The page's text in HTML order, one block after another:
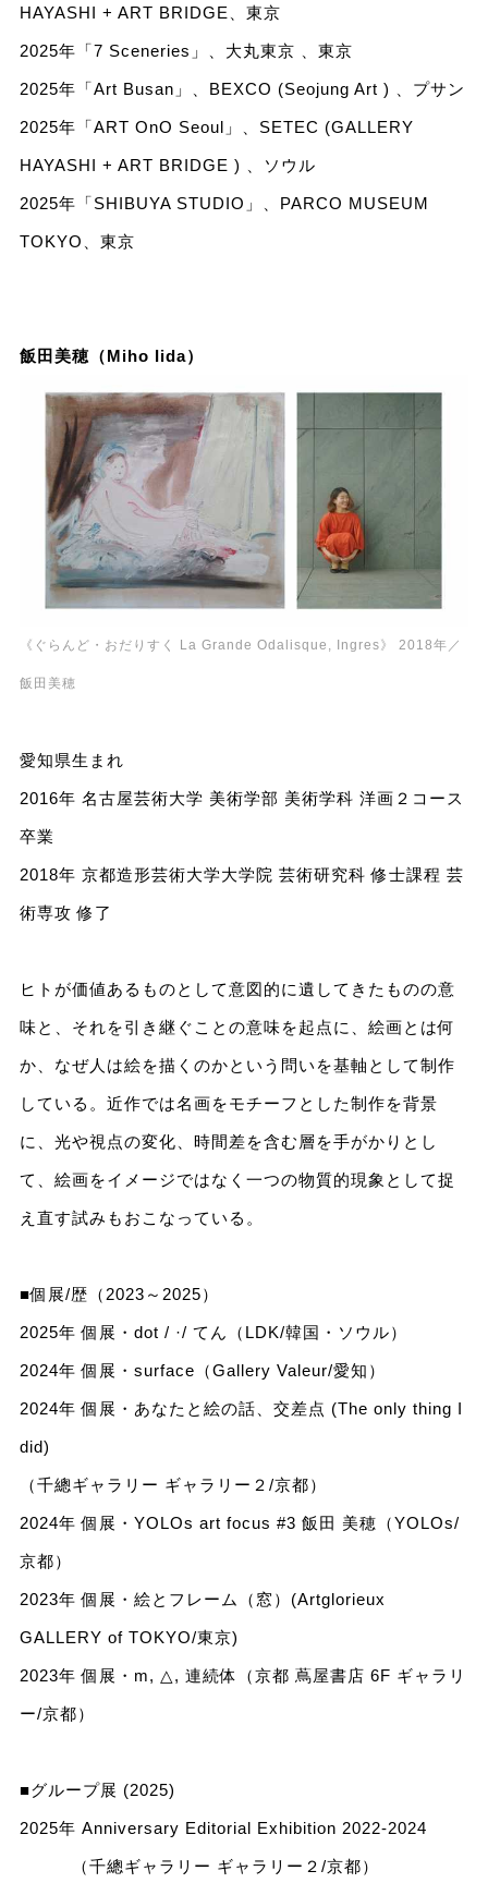
HAYASHI + ART BRIDGE、東京
2025年「7 Sceneries」、大丸東京 、東京
2025年「Art Busan」、BEXCO (Seojung Art ) 、プサン
2025年「ART OnO Seoul」、SETEC (GALLERY
HAYASHI + ART BRIDGE ) 、ソウル
2025年「SHIBUYA STUDIO」、PARCO MUSEUM
TOKYO、東京
飯田美穂（Miho Iida）
《ぐらんど・おだりすく La Grande Odalisque, Ingres》 2018年／
飯田美穂
愛知県生まれ
2016年 名古屋芸術大学 美術学部 美術学科 洋画２コース
卒業
2018年 京都造形芸術大学大学院 芸術研究科 修士課程 芸
術専攻 修了
ヒトが価値あるものとして意図的に遺してきたものの意
味と、それを引き継ぐことの意味を起点に、絵画とは何
か、なぜ人は絵を描くのかという問いを基軸として制作
している。近作では名画をモチーフとした制作を背景
に、光や視点の変化、時間差を含む層を手がかりとし
て、絵画をイメージではなく一つの物質的現象として捉
え直す試みもおこなっている。
■個展/歴（2023～2025）
2025年 個展・dot / ·/ てん（LDK/韓国・ソウル）
2024年 個展・surface（Gallery Valeur/愛知）
2024年 個展・あなたと絵の話、交差点 (The only thing I
did)
（千總ギャラリー ギャラリー２/京都）
2024年 個展・YOLOs art focus #3 飯田 美穂（YOLOs/
京都）
2023年 個展・絵とフレーム（窓）(Artglorieux
GALLERY of TOKYO/東京)
2023年 個展・m, △, 連続体（京都 蔦屋書店 6F ギャラリ
ー/京都）
■グループ展 (2025)
2025年 Anniversary Editorial Exhibition 2022-2024
（千總ギャラリー ギャラリー２/京都）